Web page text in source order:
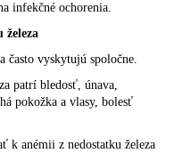
infekčné ochorenia.
železa
často vyskytujú spoločne.
patrí bledosť, únava,
pokožka a vlasy, bolesť
k anémii z nedostatku železa